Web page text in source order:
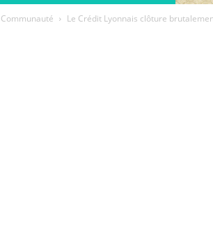
Communauté Le Crédit Lyonnais clôture